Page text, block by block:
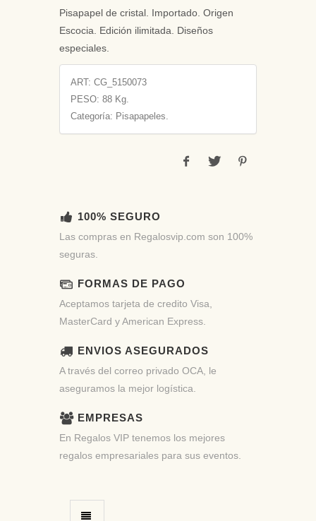
Pisapapel de cristal. Importado. Origen
Escocia. Edición ilimitada. Diseños
especiales.
ART: CG_5150073
PESO: 88 Kg.
Categoría: Pisapapeles.
100% SEGURO
Las compras en Regalosvip.com son 100%
seguras.
FORMAS DE PAGO
Aceptamos tarjeta de credito Visa,
MasterCard y American Express.
ENVIOS ASEGURADOS
A través del correo privado OCA, le
aseguramos la mejor logística.
EMPRESAS
En Regalos VIP tenemos los mejores
regalos empresariales para sus eventos.